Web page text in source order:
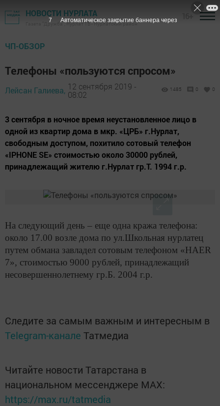
НОВОСТИ НУРЛАТА
Газета "Дружба", Нурлат ТВ - Нурлатский район
ЧП-ОБЗОР
Телефоны «пользуются спросом»
Лейсан Галиева, 12 сентября 2019 -
08:02
1485 0 0
3 сентября в ночное время неустановленное лицо в
одной из квартир дома в мкр. «ЦРБ» г.Нурлат,
свободным доступом, похитило сотовый телефон
«IPHONE SE» стоимостью около 30000 рублей,
принадлежащий жителю г.Нурлат гр.Т. 1994 г.р.
На следующий день – еще одна кража телефона:
около 17.00 возле дома по ул.Школьная нурлатец
путем обмана завладел сотовым телефоном «HAER
7», стоимостью 9000 рублей, принадлежащий
несовершеннолетнему гр.Б. 2004 г.р.
Следите за самым важным и интересным в
Telegram-канале Татмедиа
Читайте новости Татарстана в
национальном мессенджере MАХ:
https://max.ru/tatmedia
6 Автоматическое закрытие баннера через